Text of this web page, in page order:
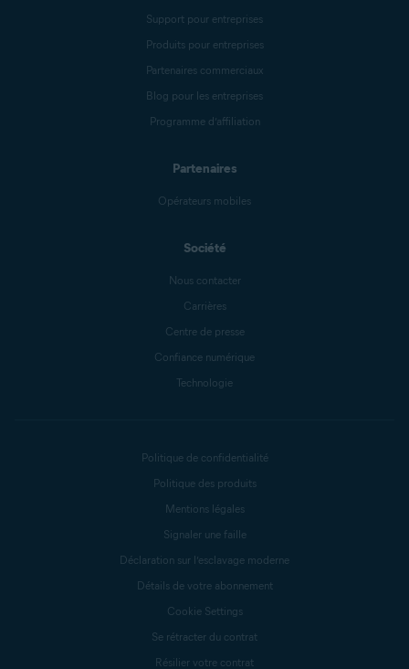
Support pour entreprises
Produits pour entreprises
Partenaires commerciaux
Blog pour les entreprises
Programme d’affiliation
Partenaires
Opérateurs mobiles
Société
Nous contacter
Carrières
Centre de presse
Confiance numérique
Technologie
Politique de confidentialité
Politique des produits
Mentions légales
Signaler une faille
Déclaration sur l’esclavage moderne
Détails de votre abonnement
Cookie Settings
Se rétracter du contrat
Résilier votre contrat